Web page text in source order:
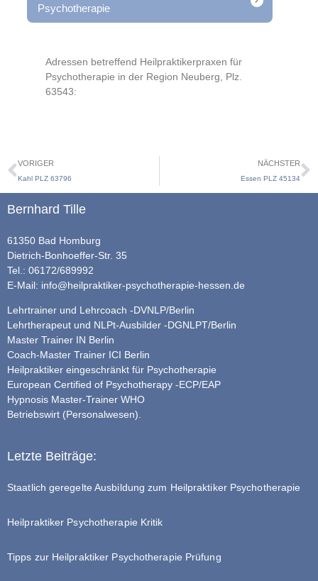
Psychotherapie
Adressen betreffend Heilpraktikerpraxen für
Psychotherapie in der Region Neuberg, Plz.
63543:
VORIGER
Kahl PLZ 63796
NÄCHSTER
Essen PLZ 45134
Bernhard Tille
61350 Bad Homburg
Dietrich-Bonhoeffer-Str. 35
Tel.: 06172/689992
E-Mail: info@heilpraktiker-psychotherapie-hessen.de
Lehrtrainer und Lehrcoach -DVNLP/Berlin
Lehrtherapeut und NLPt-Ausbilder -DGNLPT/Berlin
Master Trainer IN Berlin
Coach-Master Trainer ICI Berlin
Heilpraktiker eingeschränkt für Psychotherapie
European Certified of Psychotherapy -ECP/EAP
Hypnosis Master-Trainer WHO
Betriebswirt (Personalwesen).
Letzte Beiträge:
Staatlich geregelte Ausbildung zum Heilpraktiker Psychotherapie
Heilpraktiker Psychotherapie Kritik
Tipps zur Heilpraktiker Psychotherapie Prüfung